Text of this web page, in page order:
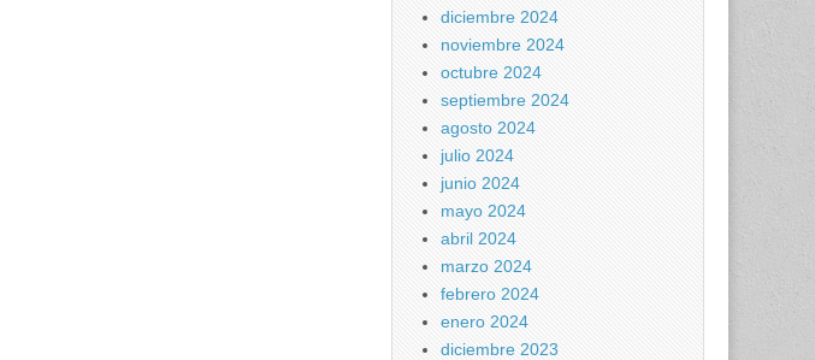
diciembre 2024
noviembre 2024
octubre 2024
septiembre 2024
agosto 2024
julio 2024
junio 2024
mayo 2024
abril 2024
marzo 2024
febrero 2024
enero 2024
diciembre 2023